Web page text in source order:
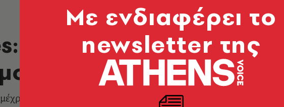
Γιαγιαδίστικες
τη Σικελία και το Τελ Αβίβ, η Αναστασία και η Ίσκα
Mε ενδιαφέρει το
newsletter της